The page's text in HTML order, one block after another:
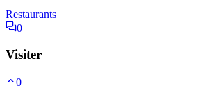
Restaurants
0
Visiter
0